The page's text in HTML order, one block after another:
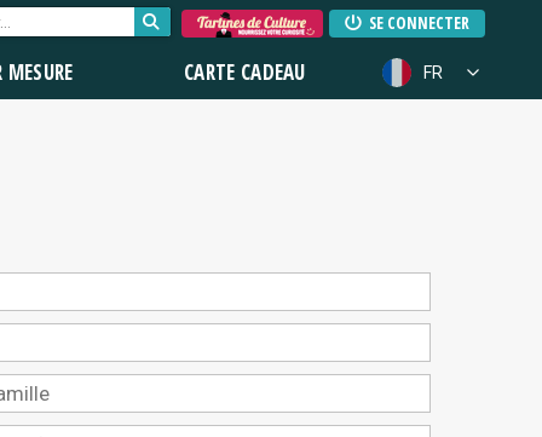
SE CONNECTER
CARTE CADEAU FR